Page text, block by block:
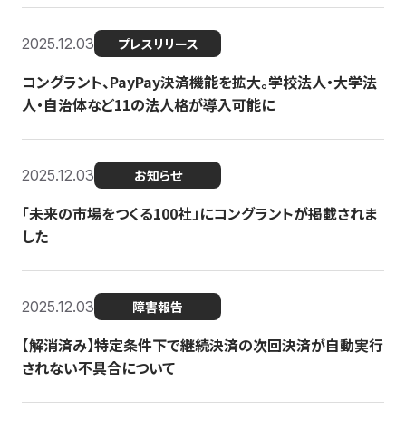
2025.12.03 プレスリリース
コングラント、PayPay決済機能を拡大。学校法人・大学法
人・自治体など11の法人格が導入可能に
2025.12.03 お知らせ
「未来の市場をつくる100社」にコングラントが掲載されま
した
2025.12.03 障害報告
【解消済み】特定条件下で継続決済の次回決済が自動実行
されない不具合について